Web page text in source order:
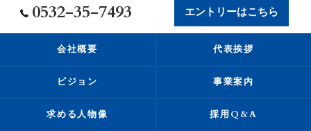
0532-35-7493 エントリーはこちら
会社概要 代表挨拶
ビジョン 事業案内
求める人物像 採用Q&A